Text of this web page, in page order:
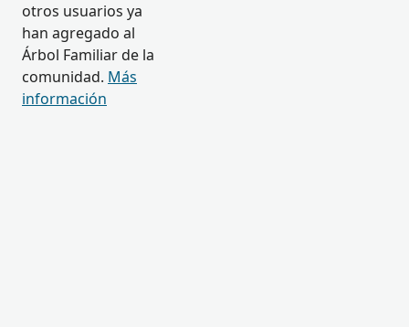
otros usuarios ya
han agregado al
Árbol Familiar de la
comunidad. Más
información